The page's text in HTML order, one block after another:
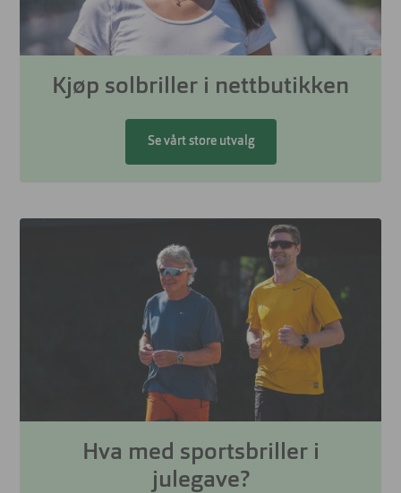
Kjøp solbriller i nettbutikken
Se vårt store utvalg
Hva med sportsbriller i
julegave?